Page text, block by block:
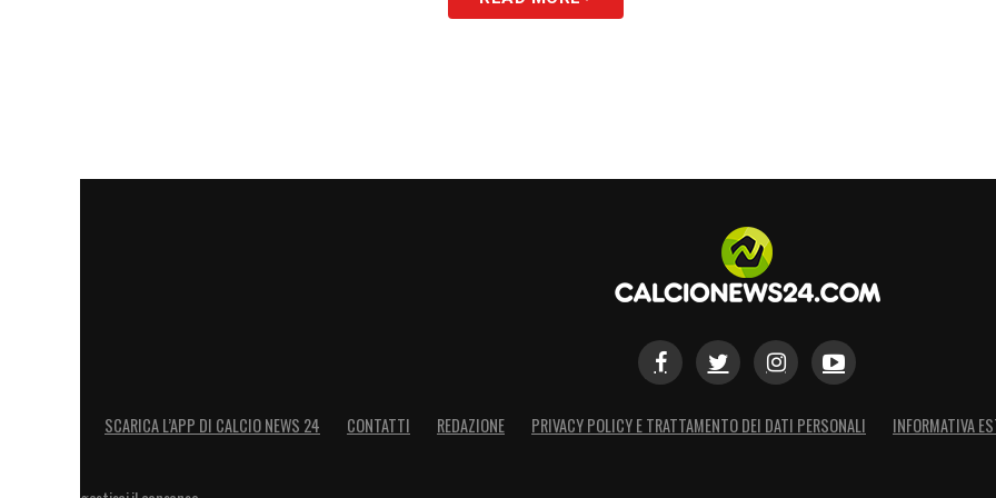
SCARICA L’APP DI CALCIO NEWS 24 CONTATTI REDAZIONE PRIVACY POLICY E TRATTAMENTO DEI DATI PERSONALI INFORMATIVA